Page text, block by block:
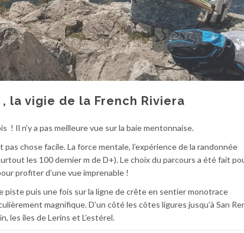
la vigie de la French Riviera
! Il n’y a pas meilleure vue sur la baie mentonnaise.
pas chose facile. La force mentale, l’expérience de la randonnée
les 100 dernier m de D+). Le choix du parcours a été fait
profiter d’une vue imprenable !
piste puis une fois sur la ligne de crête en sentier monotrace
magnifique. D’un côté les côtes ligures jusqu’à San
les iles de Lerins et L’estérel.